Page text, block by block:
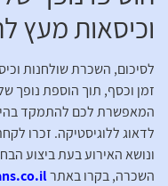
וכיסאות מעץ
לסיכום, השכרת שולחנות
זמן וכסף, תוך הוספת נופך
המאפשרת לכם להתמקד
לדאוג ללוגיסטיקה. זכרו
ונושא האירוע בעת ביצוע
השכרה, בקרו באתר